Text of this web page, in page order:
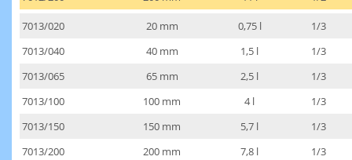
7013/020 20 mm 0,75 l
1/3
7013/040
40 mm 1,5 l
1/3
7013/065
65 mm 2,5 l
1/3
7013/100
100 mm 4 l
1/3
7013/150
150 mm 5,7 l
1/3
7013/200
200 mm 7,8 l 1/3